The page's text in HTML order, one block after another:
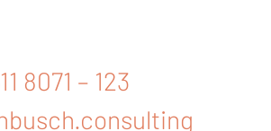
8071 – 123